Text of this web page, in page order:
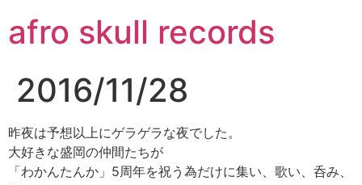
ン
テ
ス
afro skull records
2016/11/28
昨夜は予想以上にゲラゲラな夜でした。
大好きな盛岡の仲間たちが
「わかんたんか」5周年を祝う為だけに集い、歌い、呑み、